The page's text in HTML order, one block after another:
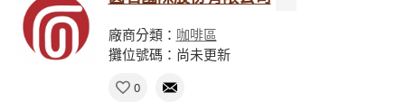
廠商分類： 咖啡區
攤位號碼：尚未更新
0